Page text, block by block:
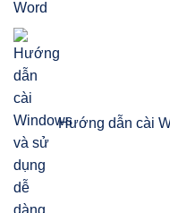
Hướng dẫn cài